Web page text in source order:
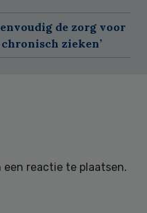
de zorg voor
zieken’
een reactie te plaatsen.